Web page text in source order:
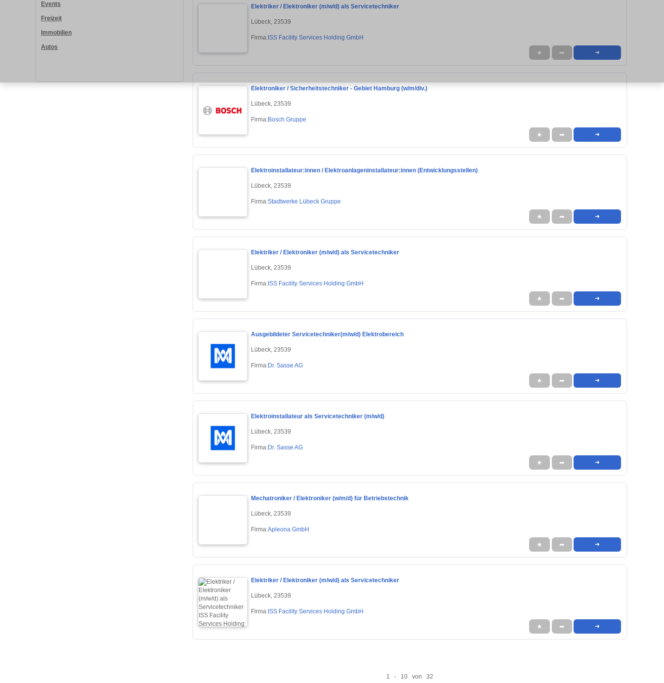
Events
Freizeit
Immobilien
Autos
Elektriker / Elektroniker (m/w/d) als Servicetechniker
Lübeck, 23539
Firma:ISS Facility Services Holding GmbH
★ ➦ ➜
Elektroniker / Sicherheitstechniker - Gebiet Hamburg (w/m/div.)
Lübeck, 23539
Firma:Bosch Gruppe
★ ➦ ➜
Elektroinstallateur:innen / Elektroanlageninstallateur:innen (Entwicklungsstellen)
Lübeck, 23539
Firma:Stadtwerke Lübeck Gruppe
★ ➦ ➜
Elektriker / Elektroniker (m/w/d) als Servicetechniker
Lübeck, 23539
Firma:ISS Facility Services Holding GmbH
★ ➦ ➜
Ausgebildeter Servicetechniker(m/w/d) Elektrobereich
Lübeck, 23539
Firma:Dr. Sasse AG
★ ➦ ➜
Elektroinstallateur als Servicetechniker (m/w/d)
Lübeck, 23539
Firma:Dr. Sasse AG
★ ➦ ➜
Mechatroniker / Elektroniker (w/m/d) für Betriebstechnik
Lübeck, 23539
Firma:Apleona GmbH
★ ➦ ➜
Elektriker / Elektroniker (m/w/d) als Servicetechniker
Lübeck, 23539
Firma:ISS Facility Services Holding GmbH
★ ➦ ➜
1 - 10 von 32